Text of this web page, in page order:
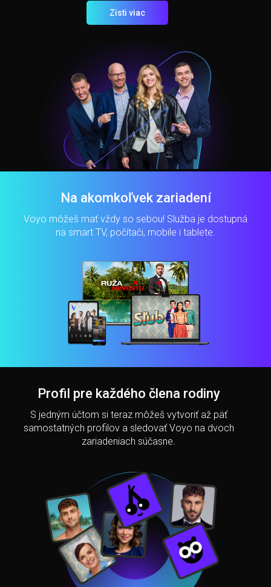
Zisti viac
Na akomkoľvek zariadení
Voyo môžeš mať vždy so sebou! Služba je dostupná
na smart TV, počítači, mobile i tablete.
Profil pre každého člena rodiny
S jedným účtom si teraz môžeš vytvoriť až päť
samostatných profilov a sledovať Voyo na dvoch
zariadeniach súčasne.